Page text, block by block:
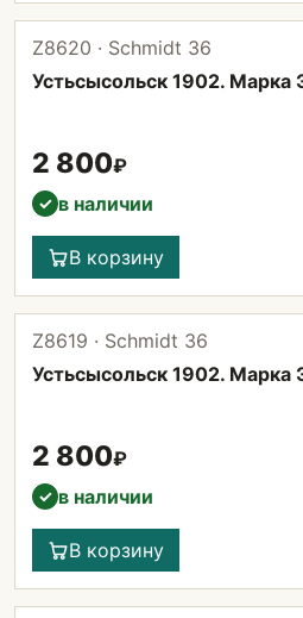
Z8620 · Schmidt 36
Устьсысольск 1902. Марка
2 800₽
✓ в наличии
В корзину
Z8619 · Schmidt 36
Устьсысольск 1902. Марка
2 800₽
✓ в наличии
В корзину